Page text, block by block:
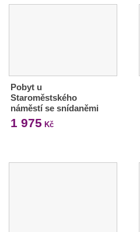
Pobyt u
Staroměstského
náměstí se snídaněmi
1 975 Kč